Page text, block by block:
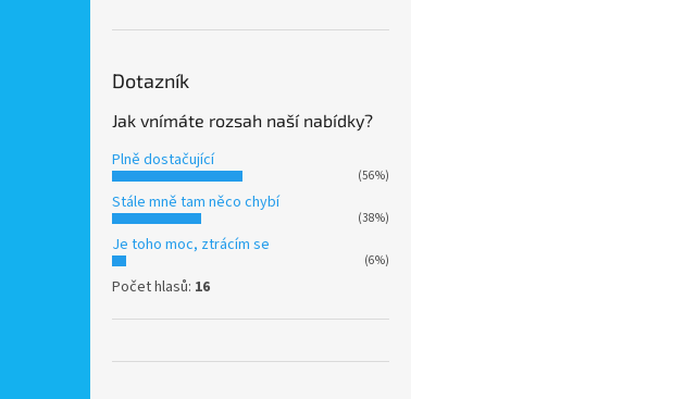
Dotazník
Jak vnímáte rozsah naší nabídky?
Plně dostačující
(56%)
Stále mně tam něco chybí
(38%)
Je toho moc, ztrácím se
(6%)
Počet hlasů: 16